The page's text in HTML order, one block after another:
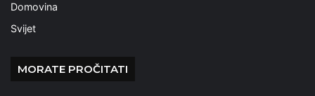
Domovina
Svijet
MORATE PROČITATI